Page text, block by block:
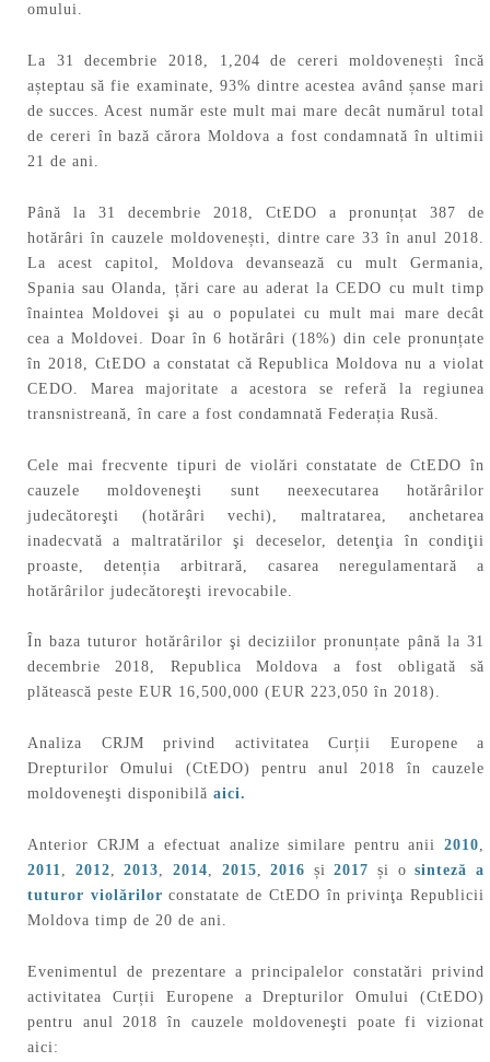
omului.
La 31 decembrie 2018, 1,204 de cereri moldovenești încă
așteptau să fie examinate, 93% dintre acestea având șanse mari
de succes. Acest număr este mult mai mare decât numărul total
de cereri în bază cărora Moldova a fost condamnată în ultimii
21 de ani.
Până la 31 decembrie 2018, CtEDO a pronunțat 387 de
hotărâri în cauzele moldovenești, dintre care 33 în anul 2018.
La acest capitol, Moldova devansează cu mult Germania,
Spania sau Olanda, țări care au aderat la CEDO cu mult timp
înaintea Moldovei şi au o populatei cu mult mai mare decât
cea a Moldovei. Doar în 6 hotărâri (18%) din cele pronunțate
în 2018, CtEDO a constatat că Republica Moldova nu a violat
CEDO. Marea majoritate a acestora se referă la regiunea
transnistreană, în care a fost condamnată Federația Rusă.
Cele mai frecvente tipuri de violări constatate de CtEDO în
cauzele moldoveneşti sunt neexecutarea hotărârilor
judecătoreşti (hotărâri vechi), maltratarea, anchetarea
inadecvată a maltratărilor şi deceselor, detenţia în condiţii
proaste, detenția arbitrară, casarea neregulamentară a
hotărârilor judecătoreşti irevocabile.
În baza tuturor hotărârilor şi deciziilor pronunțate până la 31
decembrie 2018, Republica Moldova a fost obligată să
plătească peste EUR 16,500,000 (EUR 223,050 în 2018).
Analiza CRJM privind activitatea Curții Europene a
Drepturilor Omului (CtEDO) pentru anul 2018 în cauzele
moldoveneşti disponibilă aici.
Anterior CRJM a efectuat analize similare pentru anii 2010
2011
2012 ,2013 2014 2015 ,2016 și2017 și osinteză a
tuturor violărilor constatate de CtEDO în privinţa Republicii
Moldova timp de 20 de ani.
Evenimentul de prezentare a principalelor constatări privind
activitatea Curții Europene a Drepturilor Omului (CtEDO)
pentru anul 2018 în cauzele moldoveneşti poate fi vizionat
aici: